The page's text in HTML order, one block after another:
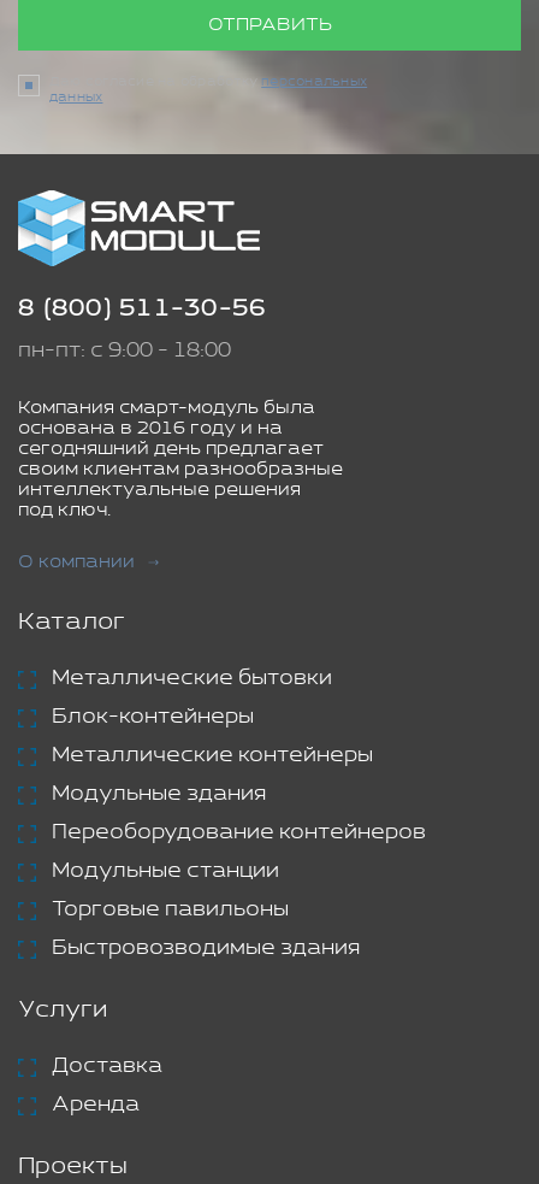
ОТПРАВИТЬ
персональных
данных
8 (800) 511-30-56
пн-пт: с 9:00 - 18:00
Компания смарт-модуль была
основана в 2016 году и на
сегодняшний день предлагает
своим клиентам разнообразные
интеллектуальные решения
под ключ.
О компании
Каталог
Металлические бытовки
Блок-контейнеры
Металлические контейнеры
Модульные здания
Переоборудование контейнеров
Модульные станции
Торговые павильоны
Быстровозводимые здания
Услуги
Доставка
Аренда
Проекты